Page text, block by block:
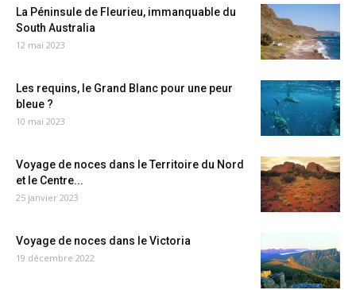
La Péninsule de Fleurieu, immanquable du
South Australia
12 mai 2023
Les requins, le Grand Blanc pour une peur
bleue ?
10 mai 2023
Voyage de noces dans le Territoire du Nord
et le Centre...
25 janvier 2023
Voyage de noces dans le Victoria
19 décembre 2022